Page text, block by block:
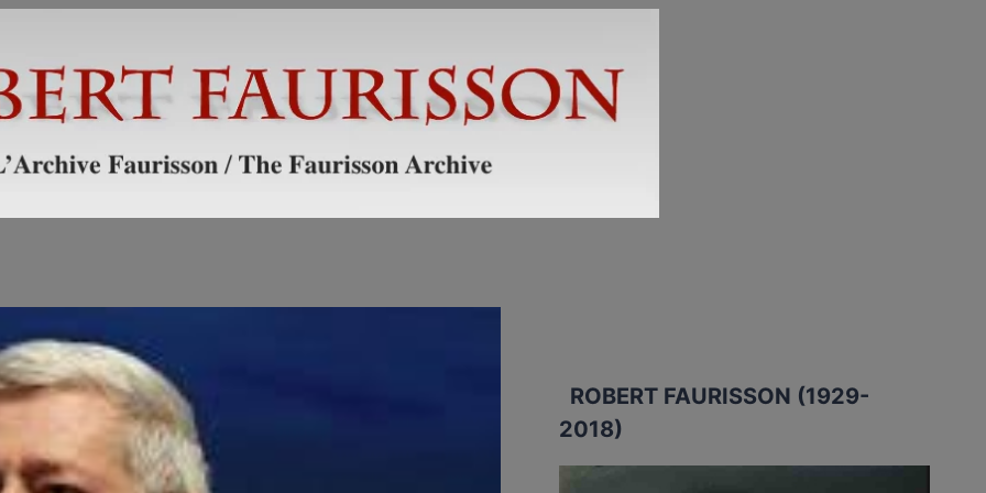
ROBERT FAURISSON (1929-
2018)